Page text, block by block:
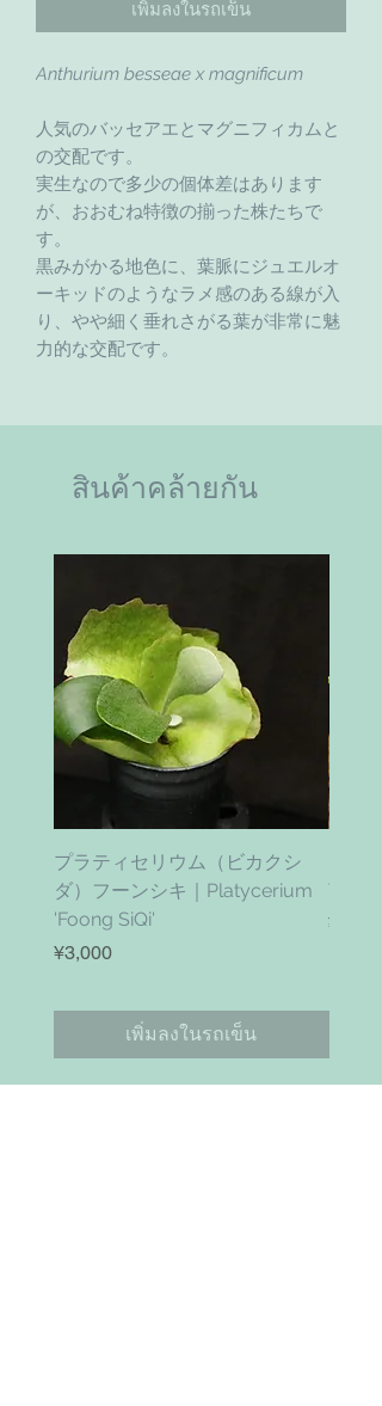
เพิ่มลงในรถเข็น
Anthurium besseae x magnificum
人気のバッセアエとマグニフィカムと
の交配です。
実生なので多少の個体差はあります
が、おおむね特徴の揃った株たちで
す。
黒みがかる地色に、葉脈にジュエルオ
ーキッドのようなラメ感のある線が入
り、やや細く垂れさがる葉が非常に魅
力的な交配です。
สินค้าคล้ายกัน
プラティセリウム（ビカクシ
ダ）フーンシキ｜Platycerium
'Foong SiQi'
ราคา
¥3,000
เพิ่มลงในรถเข็น
ราคา
¥4,800